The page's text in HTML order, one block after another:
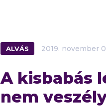
ALVÁS 2019. november
A kisbabás
nem